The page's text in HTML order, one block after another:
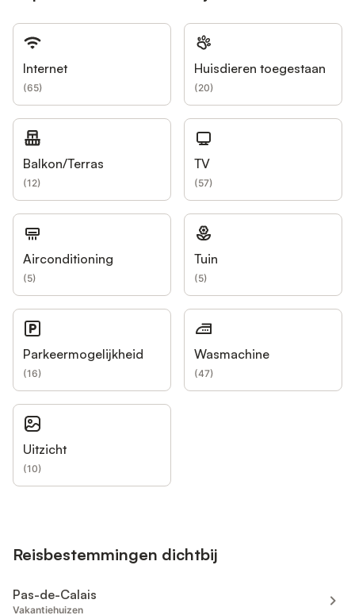
Internet
(65)
Huisdieren toegestaan
(20)
Balkon/Terras
(12)
TV
(57)
Airconditioning
(5)
Tuin
(5)
Parkeermogelijkheid
(16)
Wasmachine
(47)
Uitzicht
(10)
Reisbestemmingen dichtbij
Pas-de-Calais
Vakantiehuizen